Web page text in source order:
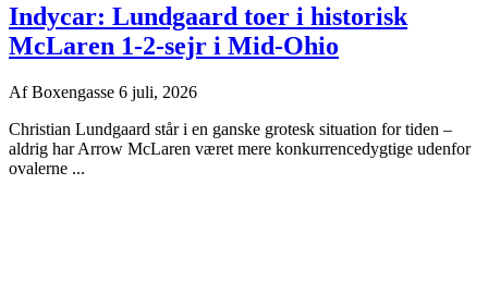
Indycar: Lundgaard toer i historisk
McLaren 1-2-sejr i Mid-Ohio
AfBoxengasse 6 juli, 2026
Christian Lundgaard står i en ganske grotesk situation for tiden –
aldrig har Arrow McLaren været mere konkurrencedygtige udenfor
ovalerne ...